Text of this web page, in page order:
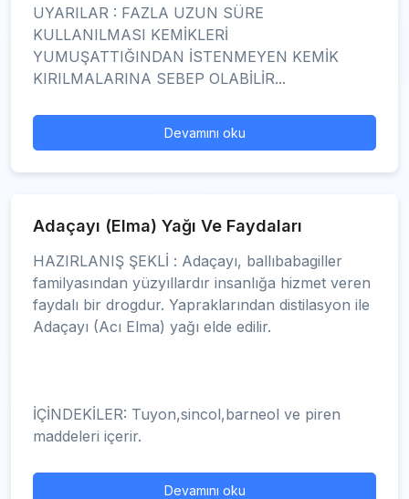
UYARILAR : FAZLA UZUN SÜRE
KULLANILMASI KEMİKLERİ
YUMUŞATTIĞINDAN İSTENMEYEN KEMİK
KIRILMALARINA SEBEP OLABİLİR...
Devamını oku
Adaçayı (Elma) Yağı Ve Faydaları
HAZIRLANIŞ ŞEKLİ : Adaçayı, ballıbabagiller
familyasından yüzyıllardır insanlığa hizmet veren
faydalı bir drogdur. Yapraklarından distilasyon ile
Adaçayı (Acı Elma) yağı elde edilir.
İÇİNDEKİLER: Tuyon,sincol,barneol ve piren
maddeleri içerir.
Devamını oku